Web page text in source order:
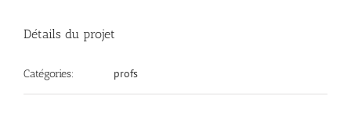
Détails du projet
Catégories: profs